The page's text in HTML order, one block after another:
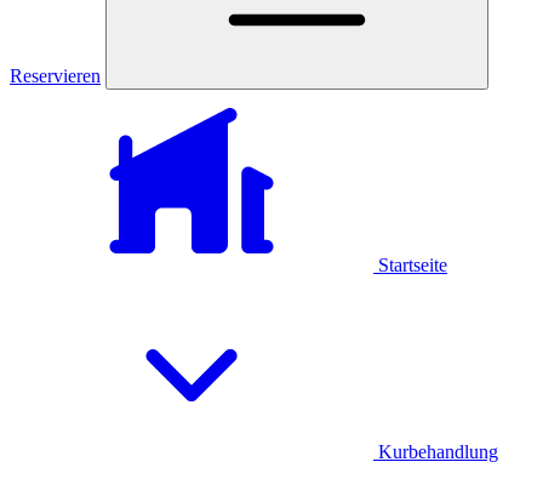
Reservieren
Startseite
Kurbehandlung